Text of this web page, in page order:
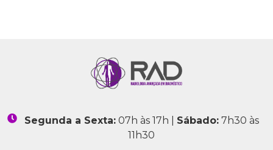
Segunda a Sexta:07h às 17h | Sábado:7h30 às
11h30